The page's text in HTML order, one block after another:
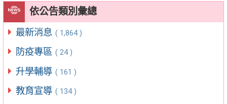
依公告類別彙總
最新消息 ( 1,864 )
防疫專區 ( 24 )
升學輔導 ( 161 )
教育宣導 ( 134 )